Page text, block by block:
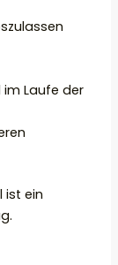
Laufe der
ist ein